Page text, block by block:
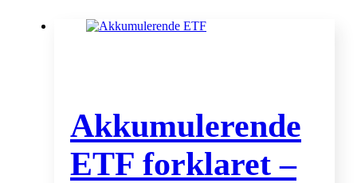
Akkumulerende
ETF forklaret –